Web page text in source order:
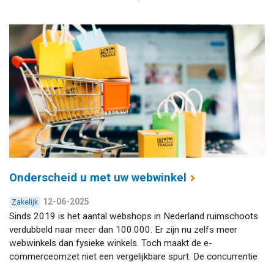
Onderscheid u met uw webwinkel
Zakelijk 12-06-2025
Sinds 2019 is het aantal webshops in Nederland ruimschoots
verdubbeld naar meer dan 100.000. Er zijn nu zelfs meer
webwinkels dan fysieke winkels. Toch maakt de e-
commerceomzet niet een vergelijkbare spurt. De concurrentie